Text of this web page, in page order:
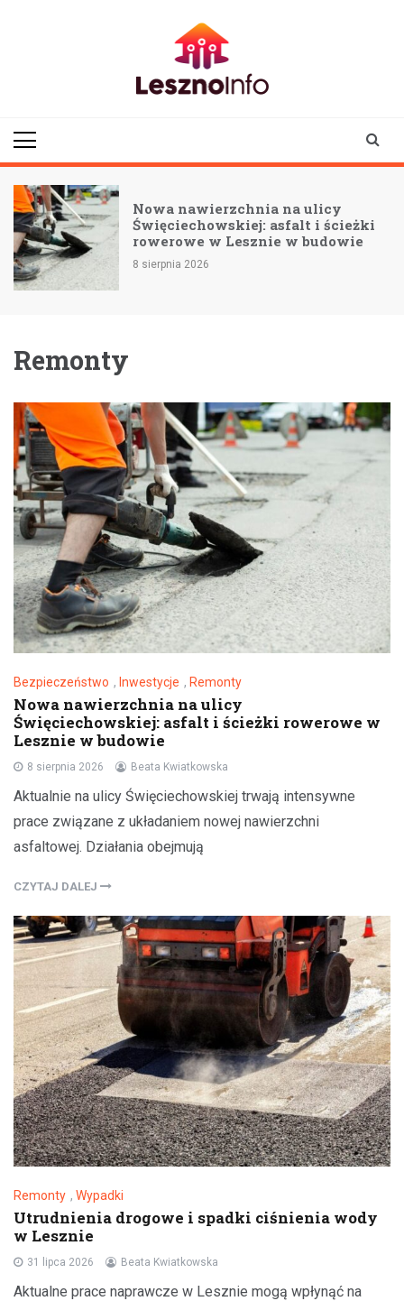
Nowa nawierzchnia na ulicy
Święciechowskiej: asfalt i ścieżki
rowerowe w Lesznie w budowie
8 sierpnia 2026
Remonty
Bezpieczeństwo , Inwestycje , Remonty
Nowa nawierzchnia na ulicy
Święciechowskiej: asfalt i ścieżki rowerowe w
Lesznie w budowie
8 sierpnia 2026 Beata Kwiatkowska
Aktualnie na ulicy Święciechowskiej trwają intensywne
prace związane z układaniem nowej nawierzchni
asfaltowej. Działania obejmują
CZYTAJ DALEJ
Remonty , Wypadki
Utrudnienia drogowe i spadki ciśnienia wody
w Lesznie
31 lipca 2026 Beata Kwiatkowska
Aktualne prace naprawcze w Lesznie mogą wpłynąć na